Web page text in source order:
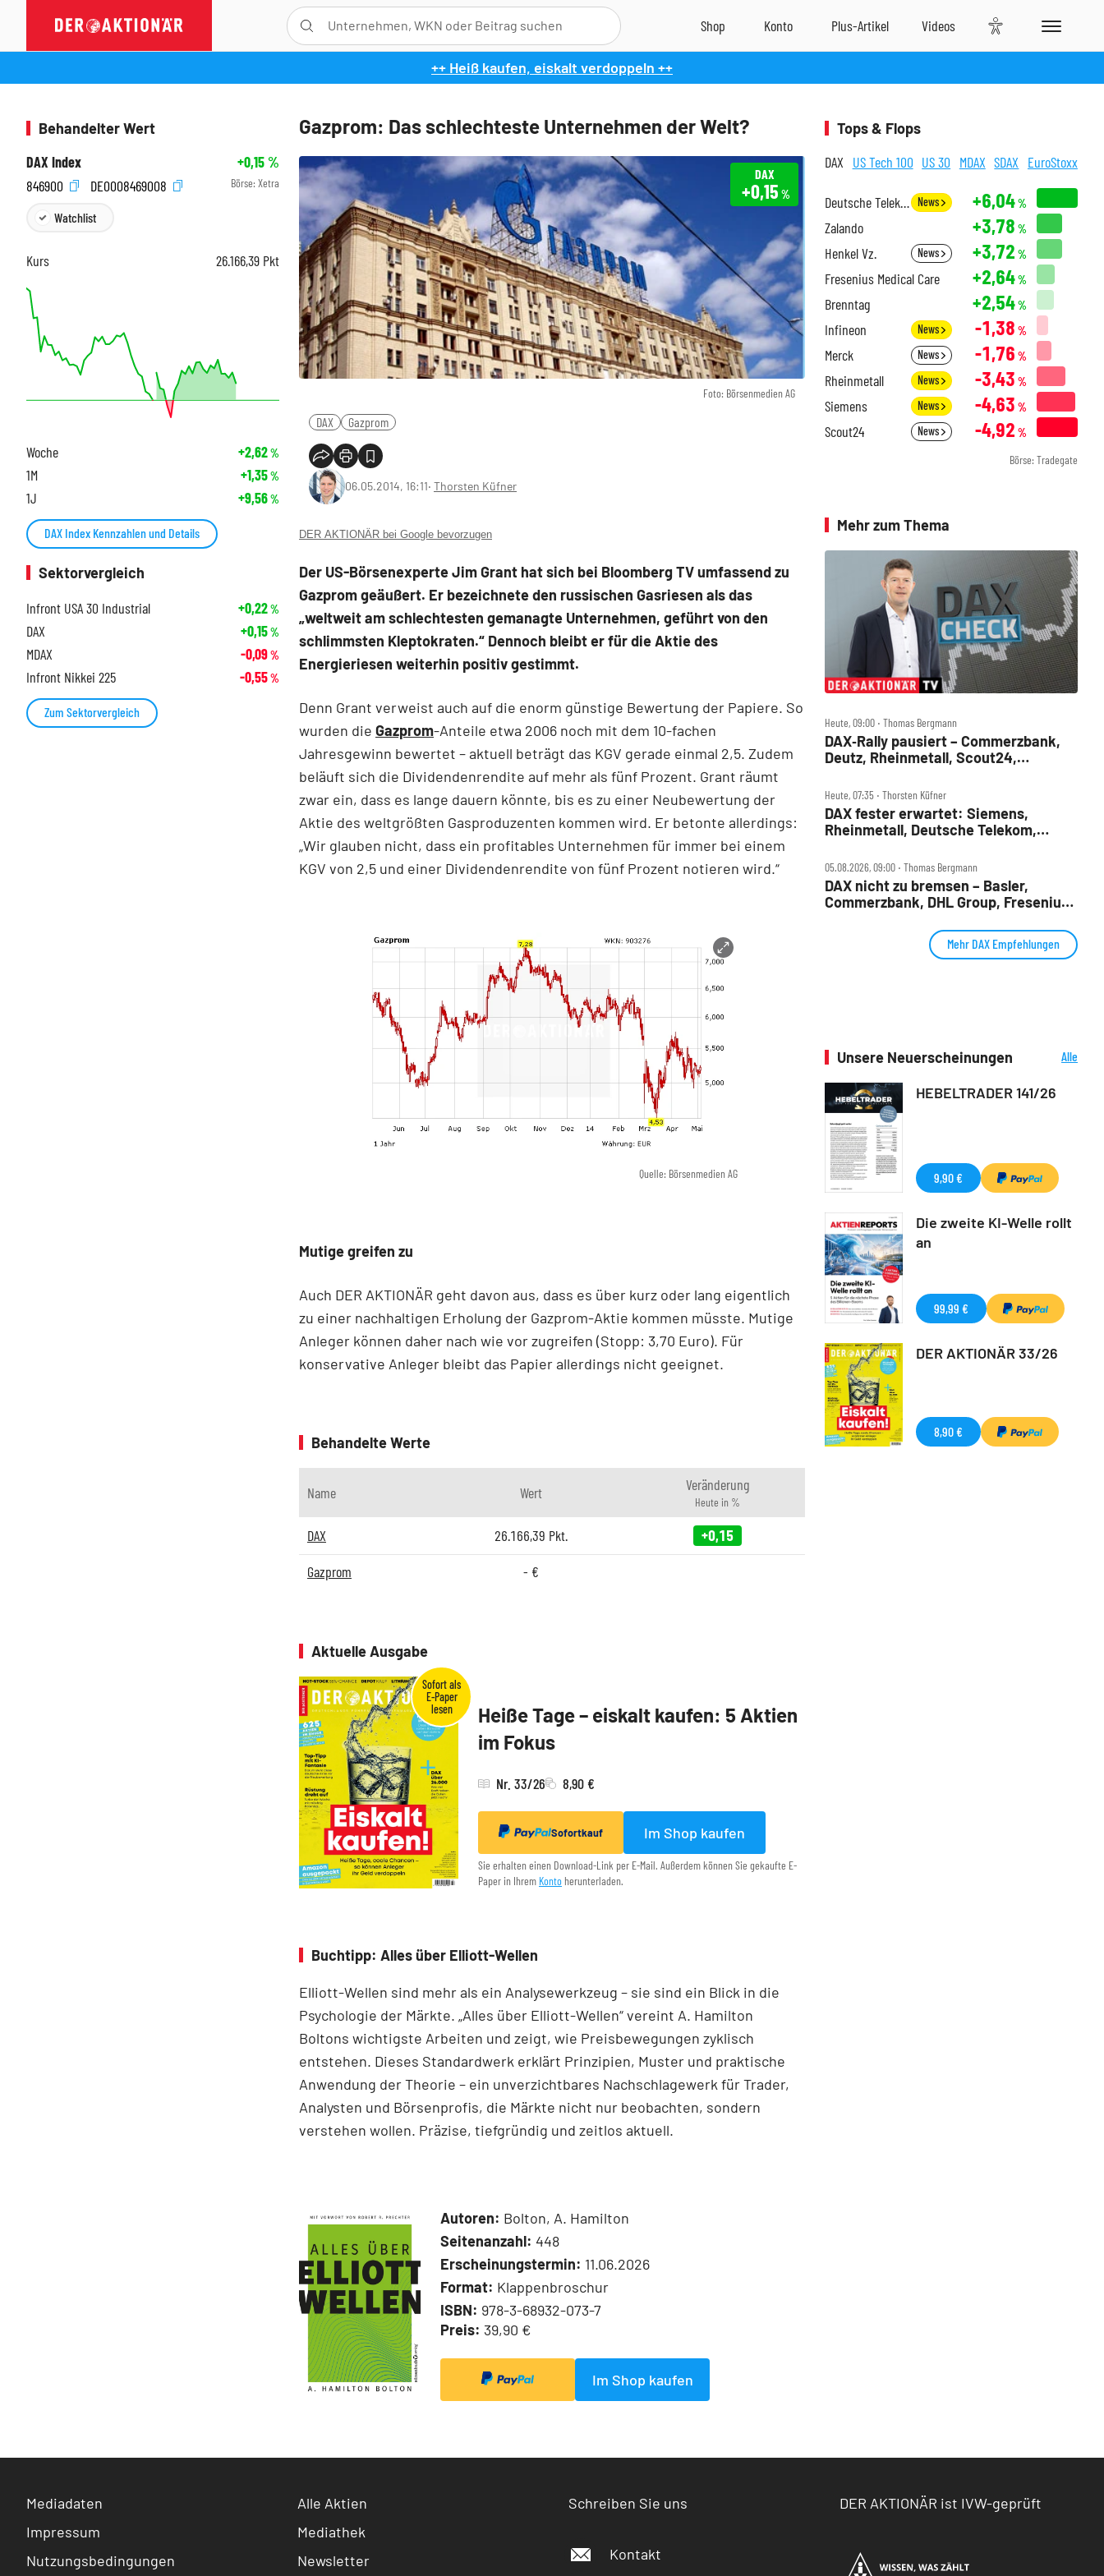
++ Heiß kaufen, eiskalt verdoppeln ++
Gazprom: Das schlechteste Unternehmen der Welt?
Foto: Börsenmedien AG
DAX
+0,15 %
DAX Gazprom
06.05.2014, 16:11‧ Thorsten Küfner
DER AKTIONÄR bei Google bevorzugen
Der US-Börsenexperte Jim Grant hat sich bei Bloomberg TV umfassend zu
Gazprom geäußert. Er bezeichnete den russischen Gasriesen als das
„weltweit am schlechtesten gemanagte Unternehmen, geführt von den
schlimmsten Kleptokraten.“ Dennoch bleibt er für die Aktie des
Energieriesen weiterhin positiv gestimmt.
Denn Grant verweist auch auf die enorm günstige Bewertung der Papiere. So
wurden die Gazprom-Anteile etwa 2006 noch mit dem 10-fachen
Jahresgewinn bewertet – aktuell beträgt das KGV gerade einmal 2,5. Zudem
beläuft sich die Dividendenrendite auf mehr als fünf Prozent. Grant räumt
zwar ein, dass es lange dauern könnte, bis es zu einer Neubewertung der
Aktie des weltgrößten Gasproduzenten kommen wird. Er betonte allerdings:
„Wir glauben nicht, dass ein profitables Unternehmen für immer bei einem
KGV von 2,5 und einer Dividendenrendite von fünf Prozent notieren wird.“
Quelle: Börsenmedien AG
Mutige greifen zu
Auch DER AKTIONÄR geht davon aus, dass es über kurz oder lang eigentlich
zu einer nachhaltigen Erholung der Gazprom-Aktie kommen müsste. Mutige
Anleger können daher nach wie vor zugreifen (Stopp: 3,70 Euro). Für
konservative Anleger bleibt das Papier allerdings nicht geeignet.
Behandelte Werte
Name Wert Veränderung
Heute in %
DAX 26.166,39 Pkt.
+0,15
Gazprom
- €
Aktuelle Ausgabe
Heiße Tage – eiskalt kaufen: 5 Aktien
im Fokus
Nr. 33/26 8,90 €
Sofortkauf Im Shop kaufen
Sie erhalten einen Download-Link per E-Mail. Außerdem können Sie gekaufte E-
Paper in Ihrem Konto herunterladen.
Buchtipp: Alles über Elliott-Wellen
Elliott-Wellen sind mehr als ein Analysewerkzeug – sie sind ein Blick in die
Psychologie der Märkte. „Alles über Elliott-Wellen“ vereint A. Hamilton
Boltons wichtigste Arbeiten und zeigt, wie Preisbewegungen zyklisch
entstehen. Dieses Standardwerk erklärt Prinzipien, Muster und praktische
Anwendung der Theorie – ein unverzichtbares Nachschlagewerk für Trader,
Analysten und Börsenprofis, die Märkte nicht nur beobachten, sondern
verstehen wollen. Präzise, tiefgründig und zeitlos aktuell.
Autoren: Bolton, A. Hamilton
Seitenanzahl: 448
Erscheinungstermin: 11.06.2026
Format: Klappenbroschur
ISBN: 978-3-68932-073-7
Preis: 39,90 €
Im Shop kaufen
Behandelter Wert
DAX Index
+0,15%
846900
DE0008469008 Börse: Xetra
Watchlist
Kurs 26.166,39 Pkt
Woche +2,62%
1M +1,35%
1J +9,56%
DAX Index Kennzahlen und Details
Sektorvergleich
Infront USA 30 Industrial
+0,22%
DAX +0,15%
MDAX -0,09%
Infront Nikkei 225 -0,55%
Zum Sektorvergleich
Tops & Flops
DAX US Tech 100 US 30 MDAX SDAX EuroStoxx
Deutsche Telekom News +6,04%
Zalando +3,78 %
Henkel Vz. News +3,72 %
Fresenius Medical Care +2,64%
Brenntag +2,54%
Infineon News -1,38 %
Merck News -1,76 %
Rheinmetall News -3,43 %
Siemens News -4,63 %
Scout24 News -4,92 %
Börse: Tradegate
Mehr zum Thema
Heute, 09:00 ‧ Thomas Bergmann
DAX‑Rally pausiert – Commerzbank,
Deutz, Rheinmetall, Scout24,
Check
Heute, 07:35 ‧ Thorsten Küfner
DAX fester erwartet: Siemens,
Rheinmetall, Deutsche Telekom,
05.08.2026, 09:00 ‧ Thomas Bergmann
DAX nicht zu bremsen – Basler,
Commerzbank, DHL Group, Fresenius,
Mehr DAX Empfehlungen
Unsere Neuerscheinungen
Alle
HEBELTRADER 141/26
9,90 €
Die zweite KI-Welle rollt
an
99,99 €
DER AKTIONÄR 33/26
8,90 €
Mediadaten
Impressum
Nutzungsbedingungen
Alle Aktien
Mediathek
Newsletter
Schreiben Sie uns
Kontakt
DER AKTIONÄR ist IVW-geprüft